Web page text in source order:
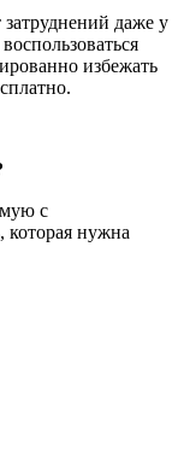
даже у
избежать
с
которая нужна